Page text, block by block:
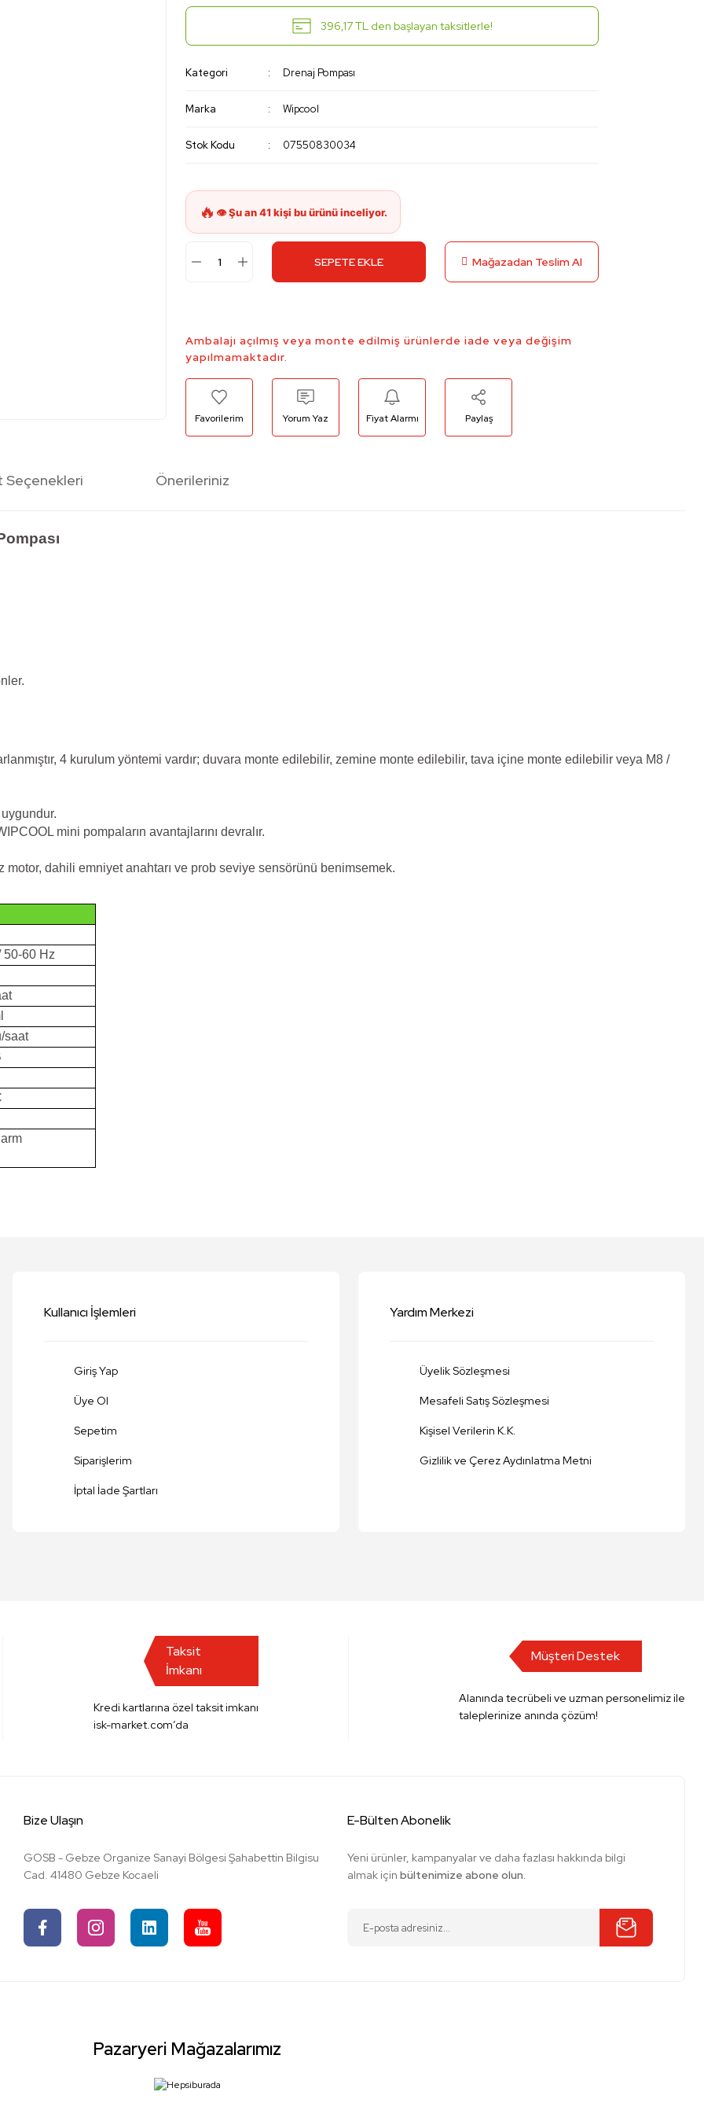
396,17 TL den başlayan taksitlerle!
Kategori Drenaj Pompası
Marka Wipcool
Stok Kodu 07550830034
SEPETE EKLE Mağazadan Teslim Al
Ambalajı açılmış veya monte edilmiş ürünlerde iade veya değişim
yapılmamaktadır.
Yorum Yaz Fiyat Alarmı Paylaş
Seçenekleri Önerileriniz
4 kurulum yöntemi vardır; duvara monte edilebilir, zemine monte edilebilir, tava içine monte edilebilir veya M8 /
mini pompaların avantajlarını devralır.
motor, dahili emniyet anahtarı ve prob seviye sensörünü benimsemek.
50-60 Hz
saat
Kullanıcı İşlemleri
Giriş Yap
Üye Ol
Sepetim
Siparişlerim
İptal İade Şartları
Yardım Merkezi
Üyelik Sözleşmesi
Mesafeli Satış Sözleşmesi
Kişisel Verilerin K.K.
Gizlilik ve Çerez Aydınlatma Metni
Taksit
İmkanı
Kredi kartlarına özel taksit imkanı
isk-market.com’da
Müşteri Destek
Alanında tecrübeli ve uzman personelimiz ile
taleplerinize anında çözüm!
Bize Ulaşın
GOSB - Gebze Organize Sanayi Bölgesi Şahabettin Bilgisu
Cad. 41480 Gebze Kocaeli
E-Bülten Abonelik
Yeni ürünler, kampanyalar ve daha fazlası hakkında bilgi
almak içinbültenimize abone olun.
Pazaryeri Mağazalarımız